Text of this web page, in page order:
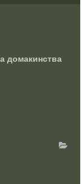
домакинства